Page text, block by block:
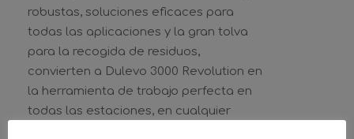
robustas, soluciones eficaces para
todas las aplicaciones y la gran tolva
para la recogida de residuos,
convierten a Dulevo 3000 Revolution en
la herramienta de trabajo perfecta en
todas las estaciones, en cualquier